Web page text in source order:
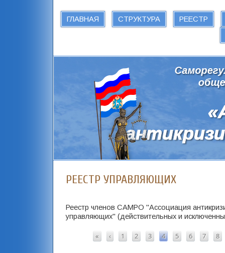
ГЛАВНАЯ СТРУКТУРА РЕЕСТР
РЕЕСТР УПРАВЛЯЮЩИХ
Реестр членов САМРО "Ассоциация
управляющих" (действительных и
« ‹ 1 2 3 4 5 6 7 8